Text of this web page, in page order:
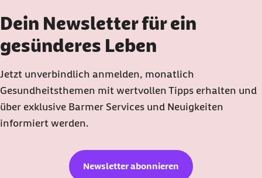
Dein Newsletter für ein
gesünderes Leben
Jetzt unverbindlich anmelden, monatlich
Gesundheitsthemen mit wertvollen Tipps erhalten und
über exklusive Barmer Services und Neuigkeiten
informiert werden.
Newsletter abonnieren